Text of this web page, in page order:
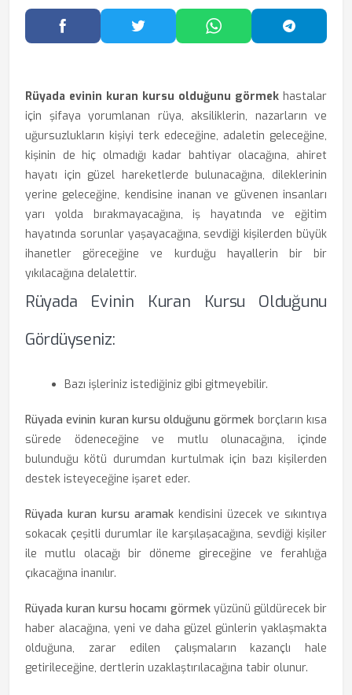
Facebook'ta PaylaşTwitter'da PaylaşWhatsApp'ta Paylaş
Rüyada evinin kuran kursu olduğunu görmek hastalar
için şifaya yorumlanan rüya, aksiliklerin, nazarların ve
uğursuzlukların kişiyi terk edeceğine, adaletin geleceğine,
kişinin de hiç olmadığı kadar bahtiyar olacağına, ahiret
hayatı için güzel hareketlerde bulunacağına, dileklerinin
yerine geleceğine, kendisine inanan ve güvenen insanları
yarı yolda bırakmayacağına, iş hayatında ve eğitim
hayatında sorunlar yaşayacağına, sevdiği kişilerden büyük
ihanetler göreceğine ve kurduğu hayallerin bir bir
yıkılacağına delalettir.
Rüyada Evinin Kuran Kursu Olduğunu
Gördüyseniz:
Bazı işleriniz istediğiniz gibi gitmeyebilir.
Rüyada evinin kuran kursu olduğunu görmek borçların kısa
sürede ödeneceğine ve mutlu olunacağına, içinde
bulunduğu kötü durumdan kurtulmak için bazı kişilerden
destek isteyeceğine işaret eder.
Rüyada kuran kursu aramak kendisini üzecek ve sıkıntıya
sokacak çeşitli durumlar ile karşılaşacağına, sevdiği kişiler
ile mutlu olacağı bir döneme gireceğine ve ferahlığa
çıkacağına inanılır.
Rüyada kuran kursu hocamı görmekyüzünü güldürecek bir
haber alacağına, yeni ve daha güzel günlerin yaklaşmakta
olduğuna, zarar edilen çalışmaların kazançlı hale
getirileceğine, dertlerin uzaklaştırılacağına tabir olunur.